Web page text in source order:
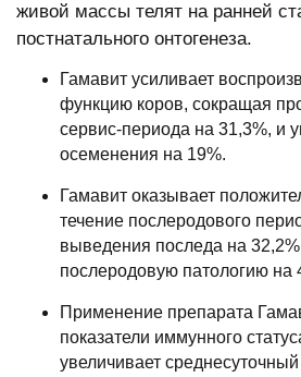
живой массы телят на ранней
постнатального онтогенеза.
Гамавит усиливает
функцию коров, сокращая
сервис-периода на 31,3%, и
осеменения на 19%.
Гамавит оказывает
течение послеродового
выведения последа на
послеродовую патологию на
Применение препарата
показатели иммунного
увеличивает